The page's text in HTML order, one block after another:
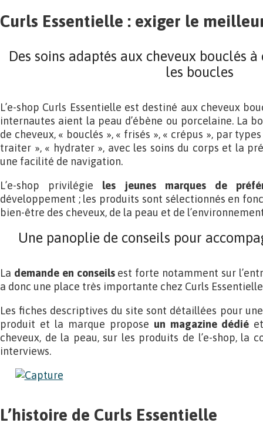
Curls Essentielle : exiger le
Des soins adaptés aux cheveux bouclés
les boucles
L’e-shop Curls Essentielle est destiné aux cheveux
internautes aient la peau d’ébène ou porcelaine. La
de cheveux, « bouclés », « frisés », « crépus », par
traiter », « hydrater », avec les soins du corps et la
une facilité de navigation.
L’e-shop privilégie les jeunes marques de
développement ; les produits sont sélectionnés en
bien-être des cheveux, de la peau et de
Une panoplie de conseils pour
La demande en conseilsest forte notamment sur
a donc une place très importante chez Curls
Les fiches descriptives du site sont détaillées pour
produit et la marque propose un magazine dédié
cheveux, de la peau, sur les produits de l’e-shop, la
interviews.
L’histoire de Curls Essentielle